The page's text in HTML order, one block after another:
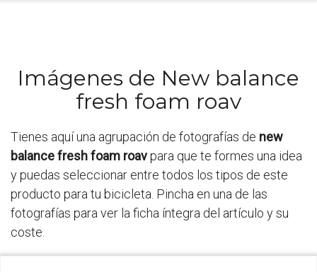
Imágenes de New balance
fresh foam roav
Tienes aquí una agrupación de fotografías de new
balance fresh foam roavpara que te formes una idea
y puedas seleccionar entre todos los tipos de este
producto para tu bicicleta. Pincha en una de las
fotografías para ver la ficha íntegra del artículo y su
coste.